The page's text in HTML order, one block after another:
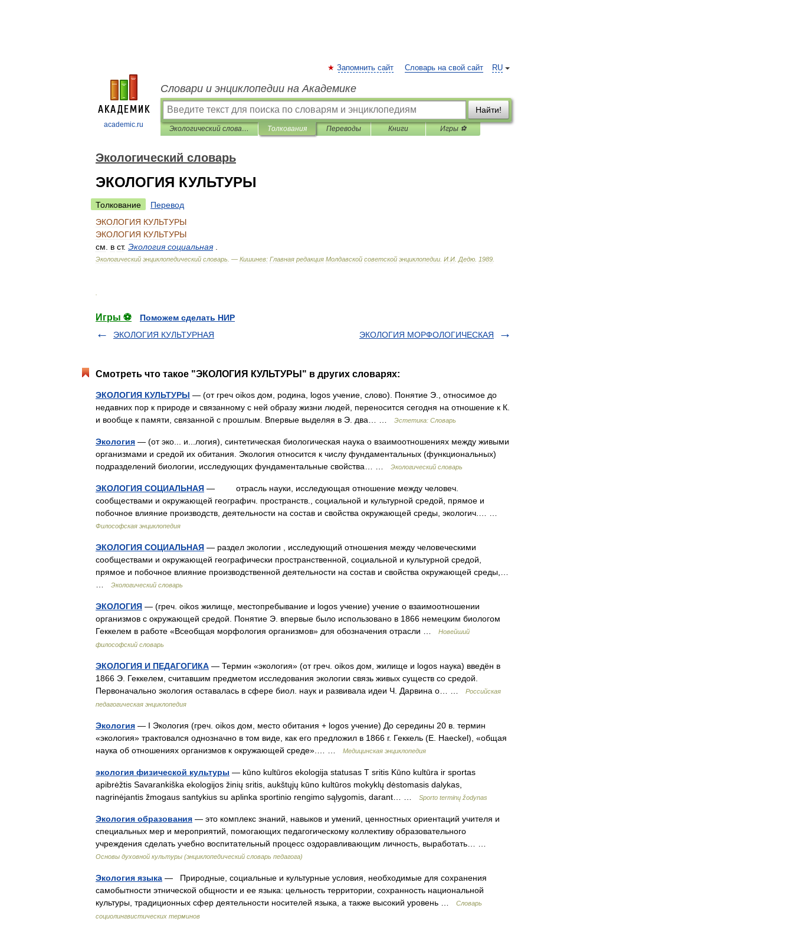
academic.ru
RU
Запомнить сайт Словарь на свой сайт
Словари и энциклопедии на Академике
Найти!
Экологический словарь Толкования Переводы Книги Игры ⚽
Экологический словарь
ЭКОЛОГИЯ КУЛЬТУРЫ
Толкование
Перевод
ЭКОЛОГИЯ КУЛЬТУРЫ
ЭКОЛОГИЯ КУЛЬТУРЫ
см
в ст. Экология социальная
Экологический энциклопедический словарь . — Кишинев: Главная редакция Молдавской советской энциклопедии И И Дедю 1989
Игры ⚽
Поможем сделать НИР
ЭКОЛОГИЯ КУЛЬТУРНАЯ
ЭКОЛОГИЯ МОРФОЛОГИЧЕСКАЯ
Смотреть что такое "ЭКОЛОГИЯ КУЛЬТУРЫ" в других словарях:
ЭКОЛОГИЯ КУЛЬТУРЫ — (от греч oikos дом, родина, logos учение, слово). Понятие Э., относимое до
недавних пор к природе и связанному с ней образу жизни людей, переносится сегодня на отношение к К.
и вообще к памяти, связанной с прошлым. Впервые выделяя в Э. два… …
Эстетика: Словарь
Экология — (от эко... и...логия), синтетическая биологическая наука о взаимоотношениях между живыми
организмами и средой их обитания. Экология относится к числу фундаментальных (функциональных)
подразделений биологии, исследующих фундаментальные свойства… …
Экологический словарь
ЭКОЛОГИЯ СОЦИАЛЬНАЯ — отрасль науки, исследующая отношение между человеч.
сообществами и окружающей географич. пространств., социальной и культурной средой, прямое и
побочное влияние производств, деятельности на состав и свойства окружающей среды, экологич.… …
Философская энциклопедия
ЭКОЛОГИЯ СОЦИАЛЬНАЯ — раздел экологии , исследующий отношения между человеческими
сообществами и окружающей географически пространственной, социальной и культурной средой,
прямое и побочное влияние производственной деятельности на состав и свойства окружающей среды,…
Экологический словарь
ЭКОЛОГИЯ — (греч. oikos жилище, местопребывание и logos учение) учение о взаимоотношении
организмов с окружающей средой. Понятие Э. впервые было использовано в 1866 немецким биологом
Геккелем в работе «Всеобщая морфология организмов» для обозначения отрасли …
Новейший
философский словарь
ЭКОЛОГИЯ И ПЕДАГОГИКА — Термин «экология» (от греч. oikos дом, жилище и logos наука) введён в
1866 Э. Геккелем, считавшим предметом исследования экологии связь живых существ со средой.
Первоначально экология оставалась в сфере биол. наук и развивала идеи Ч. Дарвина о… …
Российская
педагогическая энциклопедия
Экология — I Экология (греч. oikos дом, место обитания + logos учение) До середины 20 в. термин
«экология» трактовался однозначно в том виде, как его предложил в 1866 г. Геккель (Е. Haeckel), «общая
наука об отношениях организмов к окружающей среде».… …
Медицинская энциклопедия
экология физической культуры — kūno kultūros ekologija statusas T sritis Kūno kultūra ir sportas
apibrėžtis Savarankiška ekologijos žinių sritis, aukštųjų kūno kultūros mokyklų dėstomasis dalykas,
nagrinėjantis žmogaus santykius su aplinka sportinio rengimo sąlygomis, darant… …
Sporto terminų žodynas
Экология образования — это комплекс знаний, навыков и умений, ценностных ориентаций учителя и
специальных мер и мероприятий, помогающих педагогическому коллективу образовательного
учреждения сделать учебно воспитательный процесс оздоравливающим личность, выработать… …
Основы духовной культуры (энциклопедический словарь педагога)
Экология языка — Природные, социальные и культурные условия, необходимые для сохранения
самобытности этнической общности и ее языка: цельность территории, сохранность национальной
культуры, традиционных сфер деятельности носителей языка, а также высокий уровень …
Словарь
социолингвистических терминов